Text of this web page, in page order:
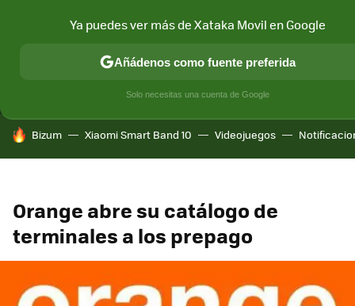
MÓVIL Y SOCIEDAD APLICACIONES
HOY SE HABLA DE
Bizum Xiaomi Smart Band 10 Videojuegos
Orange abre su catálogo de
terminales a los prepago
Ya puedes ver más de Xataka Movil en Google
Añádenos como fuente preferida
Solo necesitas una cuenta de Google